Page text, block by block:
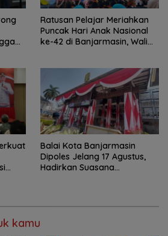
Ratusan Pelajar Meriahkan
Puncak Hari Anak Nasional
ke-42 di Banjarmasin, Wali
Balai Kota Banjarmasin
Dipoles Jelang 17 Agustus,
Hadirkan Suasana
kamu